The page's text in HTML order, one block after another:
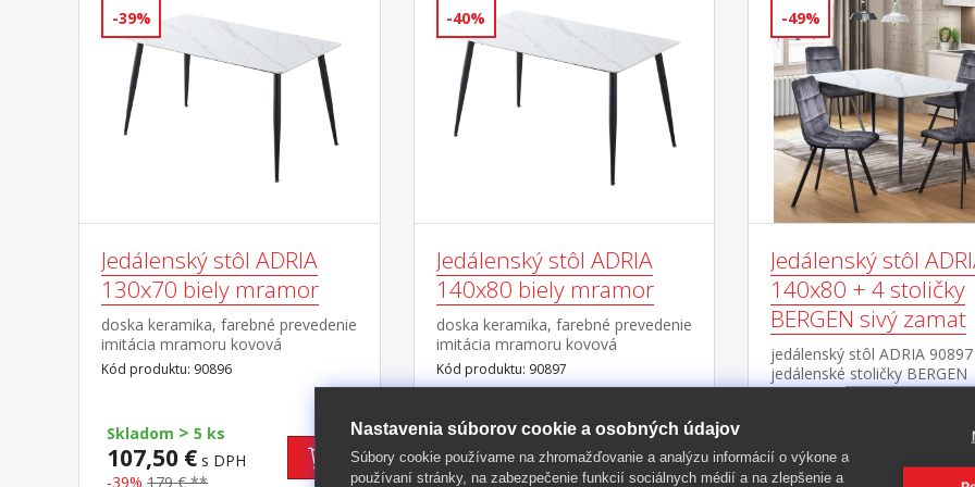
-39%
Jedálenský stôl ADRIA
130x70 biely mramor
doska keramika, farebné prevedenie
imitácia mramoru kovová
konštrukcia, farebné prevedenie
čierna
Kód produktu: 90896
Skladom > 5 ks
107,50 € s DPH
-39% 179 € **
-40%
Jedálenský stôl ADRIA
140x80 biely mramor
doska keramika, farebné prevedenie
imitácia mramoru kovová
konštrukcia, farebné prevedenie
čierna
Kód produktu: 90897
Skladom>5 ks
116,50 €s DPH
-40% 196,50 € **
-49%
Jedálenský stôl
140x80 + 4 stoličky
BERGEN sivý zamat
jedálenský stôl ADRIA
jedálenské stoličky BERGEN
4091 stôl: doska keramika,
mramoru kovová
farebné prevedenie čierna
zamatový poťah, farebné
294,50 €
-49% 580,50 € **
Nastavenia súborov cookie a osobných údajov
Súbory cookie používame na zhromažďovanie a analýzu informácií o výkone a
používaní stránky, na zabezpečenie funkcií sociálnych médií a na zlepšenie a